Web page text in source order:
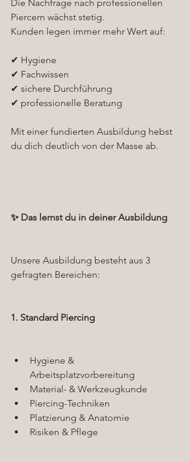
Die Nachfrage nach professionellen
Piercern wächst stetig.
Kunden legen immer mehr Wert auf:
✔ Hygiene
✔ Fachwissen
✔ sichere Durchführung
✔ professionelle Beratung
Mit einer fundierten Ausbildung hebst
du dich deutlich von der Masse ab.
✨ Das lernst du in deiner Ausbildung
Unsere Ausbildung besteht aus 3
gefragten Bereichen:
1. Standard Piercing
Hygiene &
Arbeitsplatzvorbereitung
Material- & Werkzeugkunde
Piercing-Techniken
Platzierung & Anatomie
Risiken & Pflege